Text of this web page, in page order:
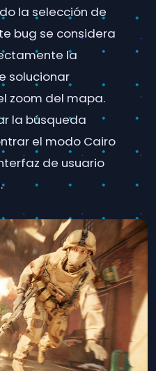
la selección de
bug se considera
la
solucionar
zoom del mapa.
la búsqueda
el modo Cairo
de usuario